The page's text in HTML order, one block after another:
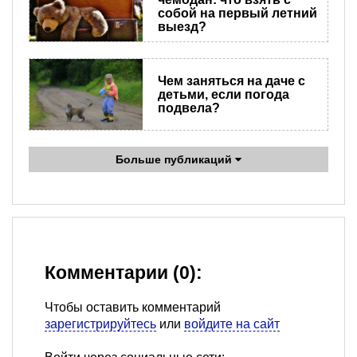
собой на первый летний
выезд?
Чем заняться на даче с
детьми, если погода
подвела?
Больше публикаций
Комментарии (0):
Чтобы оставить комментарий
зарегистрируйтесь или войдите на сайт